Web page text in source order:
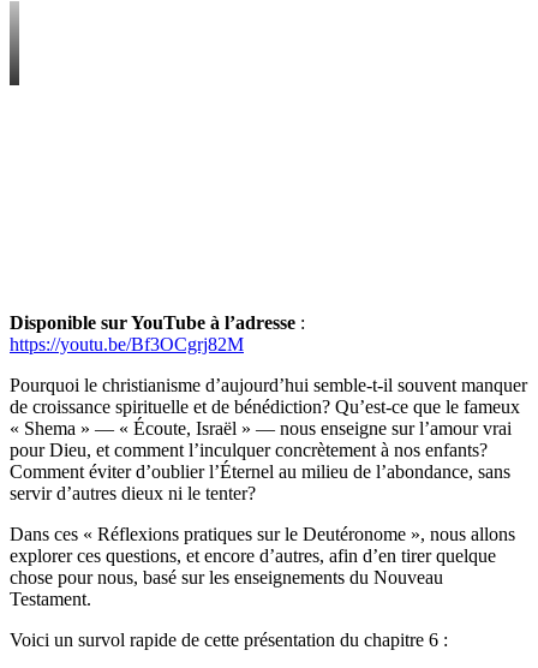
Disponible sur YouTube à l’adresse :
https://youtu.be/Bf3OCgrj82M
Pourquoi le christianisme d’aujourd’hui semble-t-il souvent manquer
de croissance spirituelle et de bénédiction? Qu’est-ce que le fameux
« Shema » — « Écoute, Israël » — nous enseigne sur l’amour vrai
pour Dieu, et comment l’inculquer concrètement à nos enfants?
Comment éviter d’oublier l’Éternel au milieu de l’abondance, sans
servir d’autres dieux ni le tenter?
Dans ces « Réflexions pratiques sur le Deutéronome », nous allons
explorer ces questions, et encore d’autres, afin d’en tirer quelque
chose pour nous, basé sur les enseignements du Nouveau
Testament.
Voici un survol rapide de cette présentation du chapitre 6 :